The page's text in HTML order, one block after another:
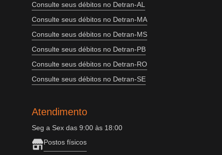
Consulte seus débitos no Detran-AL
Consulte seus débitos no Detran-MA
Consulte seus débitos no Detran-MS
Consulte seus débitos no Detran-PB
Consulte seus débitos no Detran-RO
Consulte seus débitos no Detran-SE
Atendimento
Seg a Sex das 9:00 às 18:00
Postos físicos